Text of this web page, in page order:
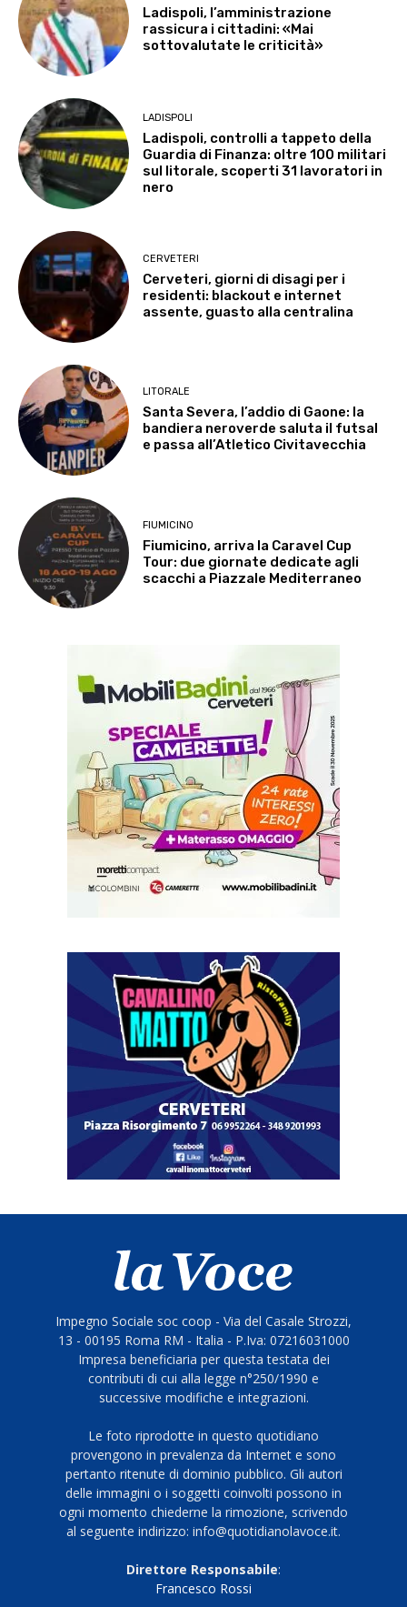
Ladispoli, l’amministrazione
rassicura i cittadini: «Mai
sottovalutate le criticità»
LADISPOLI
Ladispoli, controlli a tappeto della
Guardia di Finanza: oltre 100 militari
sul litorale, scoperti 31 lavoratori in
nero
CERVETERI
Cerveteri, giorni di disagi per i
residenti: blackout e internet
assente, guasto alla centralina
LITORALE
Santa Severa, l’addio di Gaone: la
bandiera neroverde saluta il futsal
e passa all’Atletico Civitavecchia
FIUMICINO
Fiumicino, arriva la Caravel Cup
Tour: due giornate dedicate agli
scacchi a Piazzale Mediterraneo
Impegno Sociale soc coop - Via del Casale Strozzi,
13 - 00195 Roma RM - Italia - P.Iva: 07216031000
Impresa beneficiaria per questa testata dei
contributi di cui alla legge n°250/1990 e
successive modifiche e integrazioni.
Le foto riprodotte in questo quotidiano
provengono in prevalenza da Internet e sono
pertanto ritenute di dominio pubblico. Gli autori
delle immagini o i soggetti coinvolti possono in
ogni momento chiederne la rimozione, scrivendo
al seguente indirizzo: info@quotidianolavoce.it.
Direttore Responsabile:
Francesco Rossi